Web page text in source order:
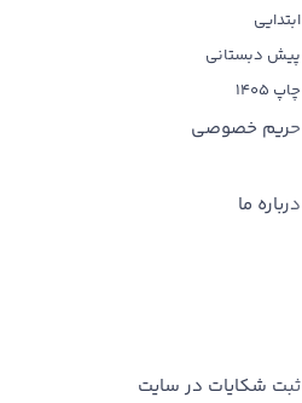
ابتدایی
پیش دبستانی
چاپ 1405
حریم خصوصی
درباره ما
ثبت شکایات در سایت